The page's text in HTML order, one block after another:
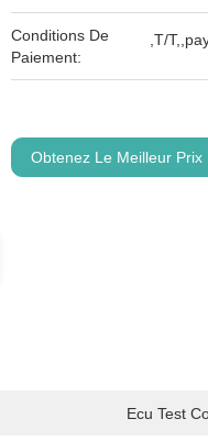
Conditions De
Paiement:
,T/
Obtenez Le Meilleur Prix
Ecu Test